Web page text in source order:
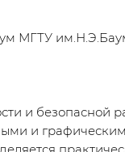
МГТУ
и безопасной
и